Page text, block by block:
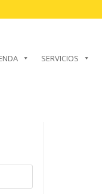
SERVICIOS